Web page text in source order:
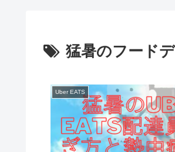
猛暑のフード
Uber EATS